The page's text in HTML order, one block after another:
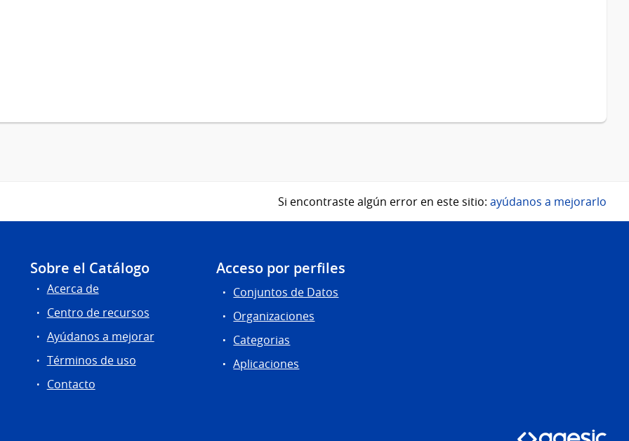
Si encontraste algún error en este sitio: ayúdanos a mejorarlo
Sobre el Catálogo
Acerca de
Centro de recursos
Ayúdanos a mejorar
Términos de uso
Contacto
Acceso por perfiles
Conjuntos de Datos
Organizaciones
Categorias
Aplicaciones